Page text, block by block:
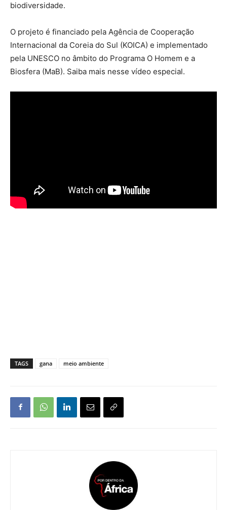
biodiversidade.
O projeto é financiado pela Agência de Cooperação
Internacional da Coreia do Sul (KOICA) e implementado
pela UNESCO no âmbito do Programa O Homem e a
Biosfera (MaB). Saiba mais nesse vídeo especial.
TAGS gana meio ambiente